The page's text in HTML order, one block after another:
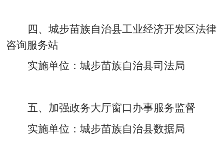
四、城步苗族自治县工业经济开发区法律
咨询服务站
实施单位：城步苗族自治县司法局
五、加强政务大厅窗口办事服务监督
实施单位：城步苗族自治县数据局